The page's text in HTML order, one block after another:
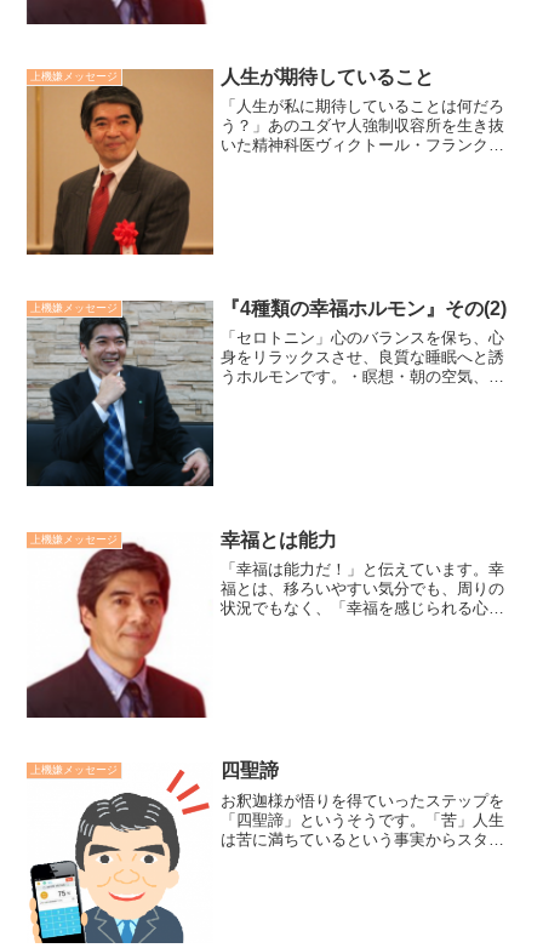
上機嫌メッセージ 人生が期待していること
「人生が私に期待していることは何だろ
う？」あのユダヤ人強制収容所を生き抜
いた精神科医ヴィクトール・フランクル
上機嫌メッセージ 『4種類の幸福ホルモン』その(2)
「セロトニン」心のバランスを保ち、心
身をリラックスさせ、良質な睡眠へと誘
うホルモンです。・瞑想・朝の空気、光
上機嫌メッセージ 幸福とは能力
「幸福は能力だ！」と伝えています。幸
福とは、移ろいやすい気分でも、周りの
状況でもなく、「幸福を感じられる心の
上機嫌メッセージ 四聖諦
お釈迦様が悟りを得ていったステップを
「四聖諦」というそうです。「苦」人生
は苦に満ちているという事実からスター